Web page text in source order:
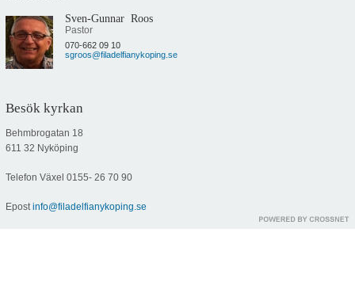
Sven-Gunnar Roos
Pastor
070-662 09 10
sgroos@filadelfianykoping.se
Besök kyrkan
Behmbrogatan 18
611 32 Nyköping
Telefon Växel 0155- 26 70 90
Epost info@filadelfianykoping.se